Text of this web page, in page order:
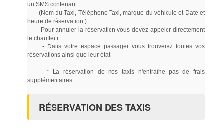
un SMS contenant
(Nom du Taxi, Téléphone Taxi, marque du véhicule et Date et
heure de réservation )
- Pour annuler la réservation vous devez appeler directement
le chauffeur
- Dans votre espace passager vous trouverez toutes vos
réservations ainsi que leur état.
* La réservation de nos taxis n'entraîne pas de frais
supplémentaires.
RÉSERVATION DES TAXIS